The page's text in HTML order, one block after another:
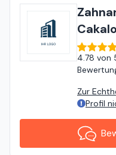
4.78 von
Zur
Profil